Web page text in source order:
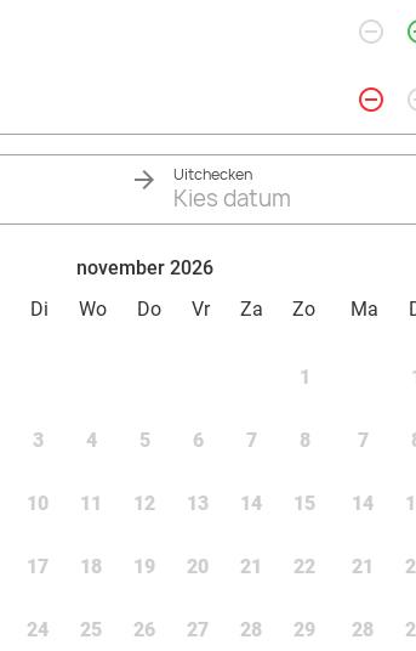
remove_circle_outline
remove_circle_outline
Uitchecken
Kies datum
november 2026
Di Wo Do Vr Za Zo
1
3 4 5 6 7 8
10 11 12 13 14 15
17 18 19 20 21 22
24 25 26 27 28 29
Ma
7
14
21
28